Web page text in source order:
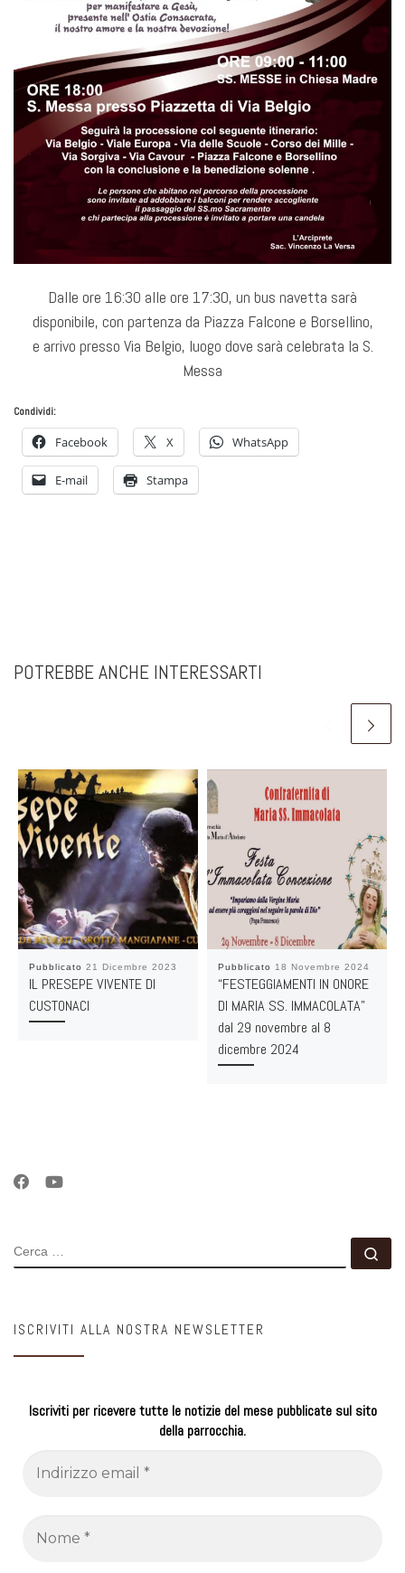
Dalle ore 16:30 alle ore 17:30, un bus navetta sarà
disponibile, con partenza da Piazza Falcone e Borsellino,
e arrivo presso Via Belgio, luogo dove sarà celebrata la S.
Messa
Condividi:
Facebook X WhatsApp
E-mail Stampa
POTREBBE ANCHE INTERESSARTI
Pubblicato 21 Dicembre 2023
IL PRESEPE VIVENTE DI
CUSTONACI
Pubblicato 18 Novembre 2024
“FESTEGGIAMENTI IN ONORE
DI MARIA SS. IMMACOLATA”
dal 29 novembre al 8
dicembre 2024
CERCA
ISCRIVITI ALLA NOSTRA NEWSLETTER
Iscriviti per ricevere tutte le notizie del mese pubblicate sul sito
della parrocchia.